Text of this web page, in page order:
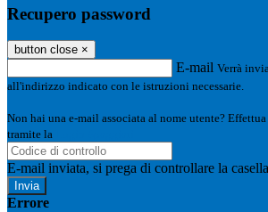
Recupero password
button close ×
E-mail Verrà
all'indirizzo indicato con le istruzioni necessarie.
Non hai una e-mail associata al nome utente?
tramite la
E-mail inviata, si prega di controllare la
Errore